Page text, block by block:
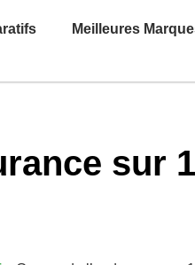
Meilleures
sur